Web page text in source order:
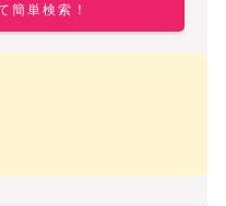
簡単検索！